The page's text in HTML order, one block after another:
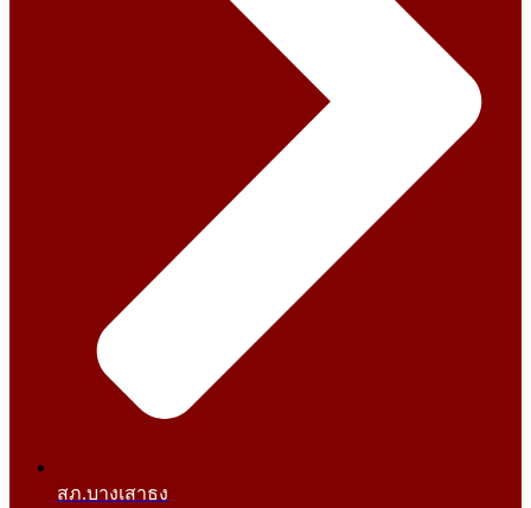
สภ.บางเสาธง